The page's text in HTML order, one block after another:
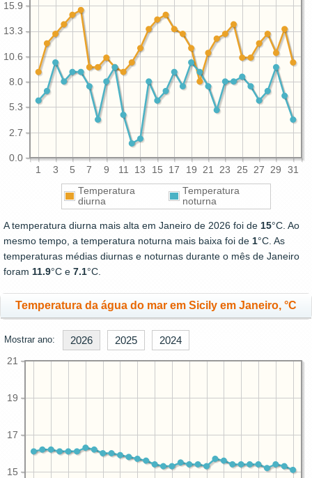
1 3 5 7 9 11 13 15 17 19 21 23 25 27 29 31
0.0
2.7
5.3
8.0
10.6
13.3
15.9
Temperatura
diurna
Temperatura
noturna
A temperatura diurna mais alta em Janeiro de 2026 foi de 15°C. Ao
mesmo tempo, a temperatura noturna mais baixa foi de 1°C. As
temperaturas médias diurnas e noturnas durante o mês de Janeiro
foram 11.9°C e 7.1°C.
Temperatura da água do mar em Sicily em Janeiro, °C
Mostrar ano: 2026 2025 2024
15
17
19
21